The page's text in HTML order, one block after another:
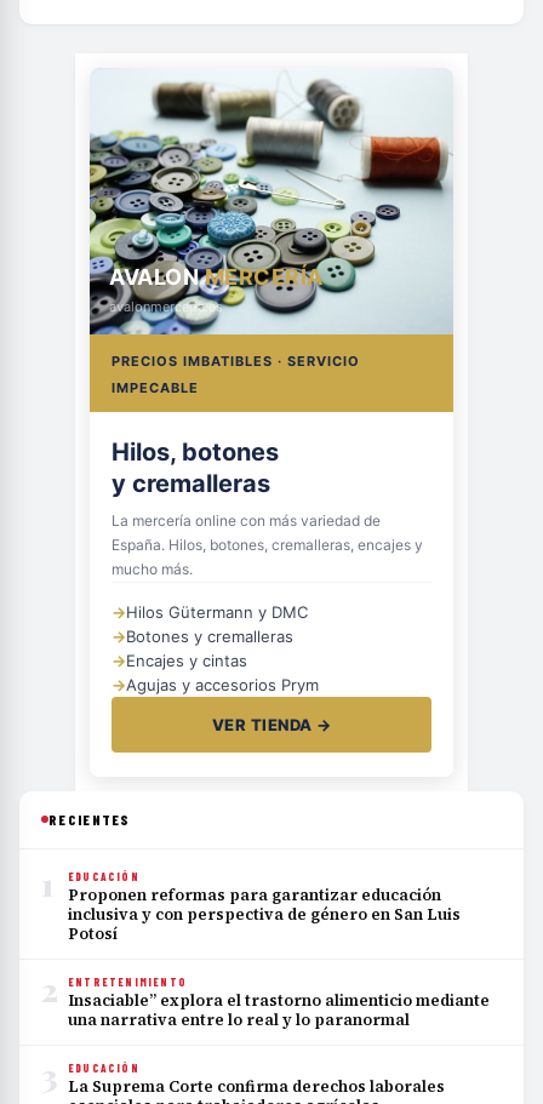
AVALONMERCERÍA
avalonmerceria.es
PRECIOS IMBATIBLES · SERVICIO
IMPECABLE
Hilos, botones
y cremalleras
La mercería online con más variedad de
España. Hilos, botones, cremalleras, encajes y
mucho más.
→Hilos Gütermann y DMC
→Botones y cremalleras
→Encajes y cintas
→Agujas y accesorios Prym
VER TIENDA →
RECIENTES
1 EDUCACIÓN
Proponen reformas para garantizar educación
inclusiva y con perspectiva de género en San Luis
Potosí
2 ENTRETENIMIENTO
Insaciable” explora el trastorno alimenticio mediante
una narrativa entre lo real y lo paranormal
3 EDUCACIÓN
La Suprema Corte confirma derechos laborales